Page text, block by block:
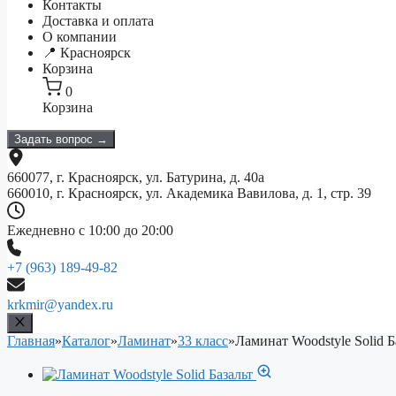
Контакты
Доставка и оплата
О компании
📍 Красноярск
Корзина
0
Корзина
Задать вопрос →
660077, г. Красноярск, ул. Батурина, д. 40а
660010, г. Красноярск, ул. Академика Вавилова, д. 1, стр. 39
Ежедневно с 10:00 до 20:00
+7 (963) 189-49-82
krkmir@yandex.ru
Главная»Каталог»Ламинат»33 класс»Ламинат Woodstyle Solid